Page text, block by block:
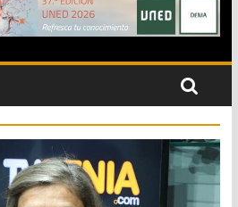
reciben las llaves de la ciudad y
Dénia